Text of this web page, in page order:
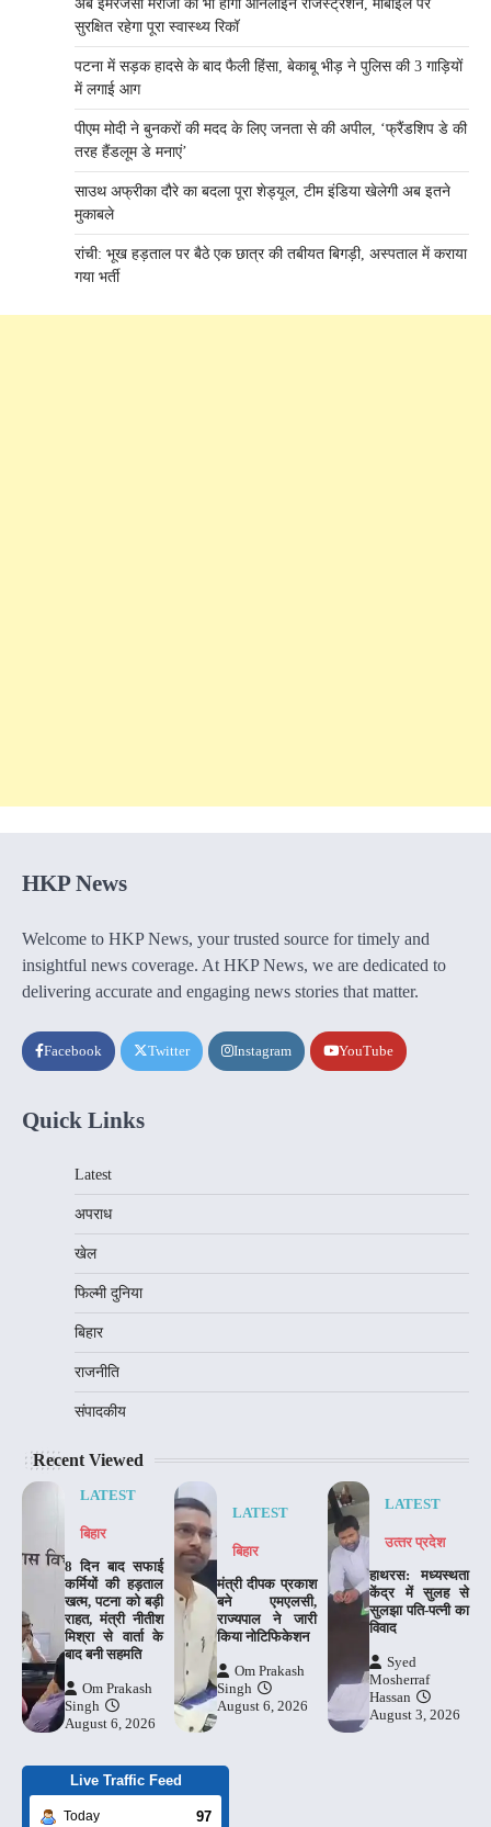
अब इमरजेंसी मरीजों का भी होगा ऑनलाइन रजिस्ट्रेशन, मोबाइल पर
सुरक्षित रहेगा पूरा स्वास्थ्य रिकॉ
पटना में सड़क हादसे के बाद फैली हिंसा, बेकाबू भीड़ ने पुलिस की 3 गाड़ियों
में लगाई आग
पीएम मोदी ने बुनकरों की मदद के लिए जनता से की अपील, ‘फ्रैंडशिप डे की
तरह हैंडलूम डे मनाएं’
साउथ अफ्रीका दौरे का बदला पूरा शेड्यूल, टीम इंडिया खेलेगी अब इतने
मुकाबले
रांची: भूख हड़ताल पर बैठे एक छात्र की तबीयत बिगड़ी, अस्पताल में कराया
गया भर्ती
HKP News
Welcome to HKP News, your trusted source for timely and
insightful news coverage. At HKP News, we are dedicated to
delivering accurate and engaging news stories that matter.
Facebook Twitter Instagram YouTube
Quick Links
Latest
अपराध
खेल
फिल्मी दुनिया
बिहार
राजनीति
संपादकीय
Recent Viewed
LATEST
बिहार
8 दिन बाद सफाई
कर्मियों की हड़ताल
खत्म, पटना को बड़ी
राहत, मंत्री नीतीश
मिश्रा से वार्ता के
बाद बनी सहमति
Om Prakash
Singh
August 6, 2026
LATEST
बिहार
मंत्री दीपक प्रकाश
बने एमएलसी,
राज्यपाल ने जारी
किया नोटिफिकेशन
Om Prakash
Singh
August 6, 2026
LATEST
उत्‍तर प्रदेश
हाथरस: मध्यस्थता
केंद्र में सुलह से
सुलझा पति-पत्नी का
विवाद
Syed
Mosherraf
Hassan
August 3, 2026
Live Traffic Feed
Today 97